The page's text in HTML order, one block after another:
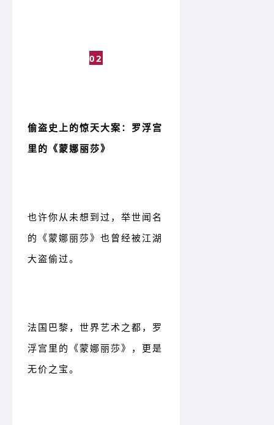
02
偷盗史上的惊天大案：罗浮宫
里的《蒙娜丽莎》
也许你从未想到过，举世闻名
的《蒙娜丽莎》也曾经被江湖
大盗偷过。
法国巴黎，世界艺术之都，罗
浮宫里的《蒙娜丽莎》，更是
无价之宝。